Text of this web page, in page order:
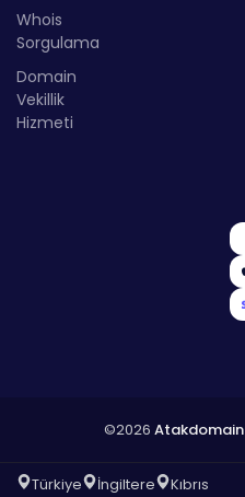
Whois
Sorgulama
Domain
Vekillik
Hizmeti
©2026 Atakdomain
Türkiye İngiltere
Kıbrıs